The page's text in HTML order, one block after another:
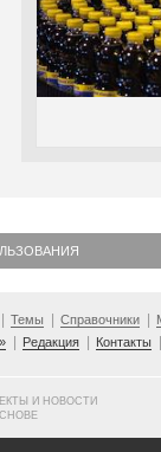
Темы Справочники
Редакция Контакты
И НОВОСТИ